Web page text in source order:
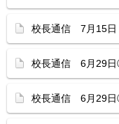
校長通信 7月15日
校長通信 6月29
校長通信 6月29